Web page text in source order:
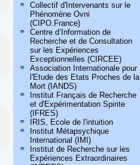
Collectif d'Intervenants sur le
Phénomène Ovni
(CIPO.France)
Centre d’Information de
Recherche et de Consultation
sur les Expériences
Exceptionnelles (CIRCEE)
Association Internationale pour
l'Etude des Etats Proches de la
Mort (IANDS)
Institut Français de Recherche
et d'Expérimentation Spirite
(IFRES)
IRIS, Ecole de l'intuition
Institut Métapsychique
International (IMI)
Institut de Recherche sur les
Expériences Extraordinaires